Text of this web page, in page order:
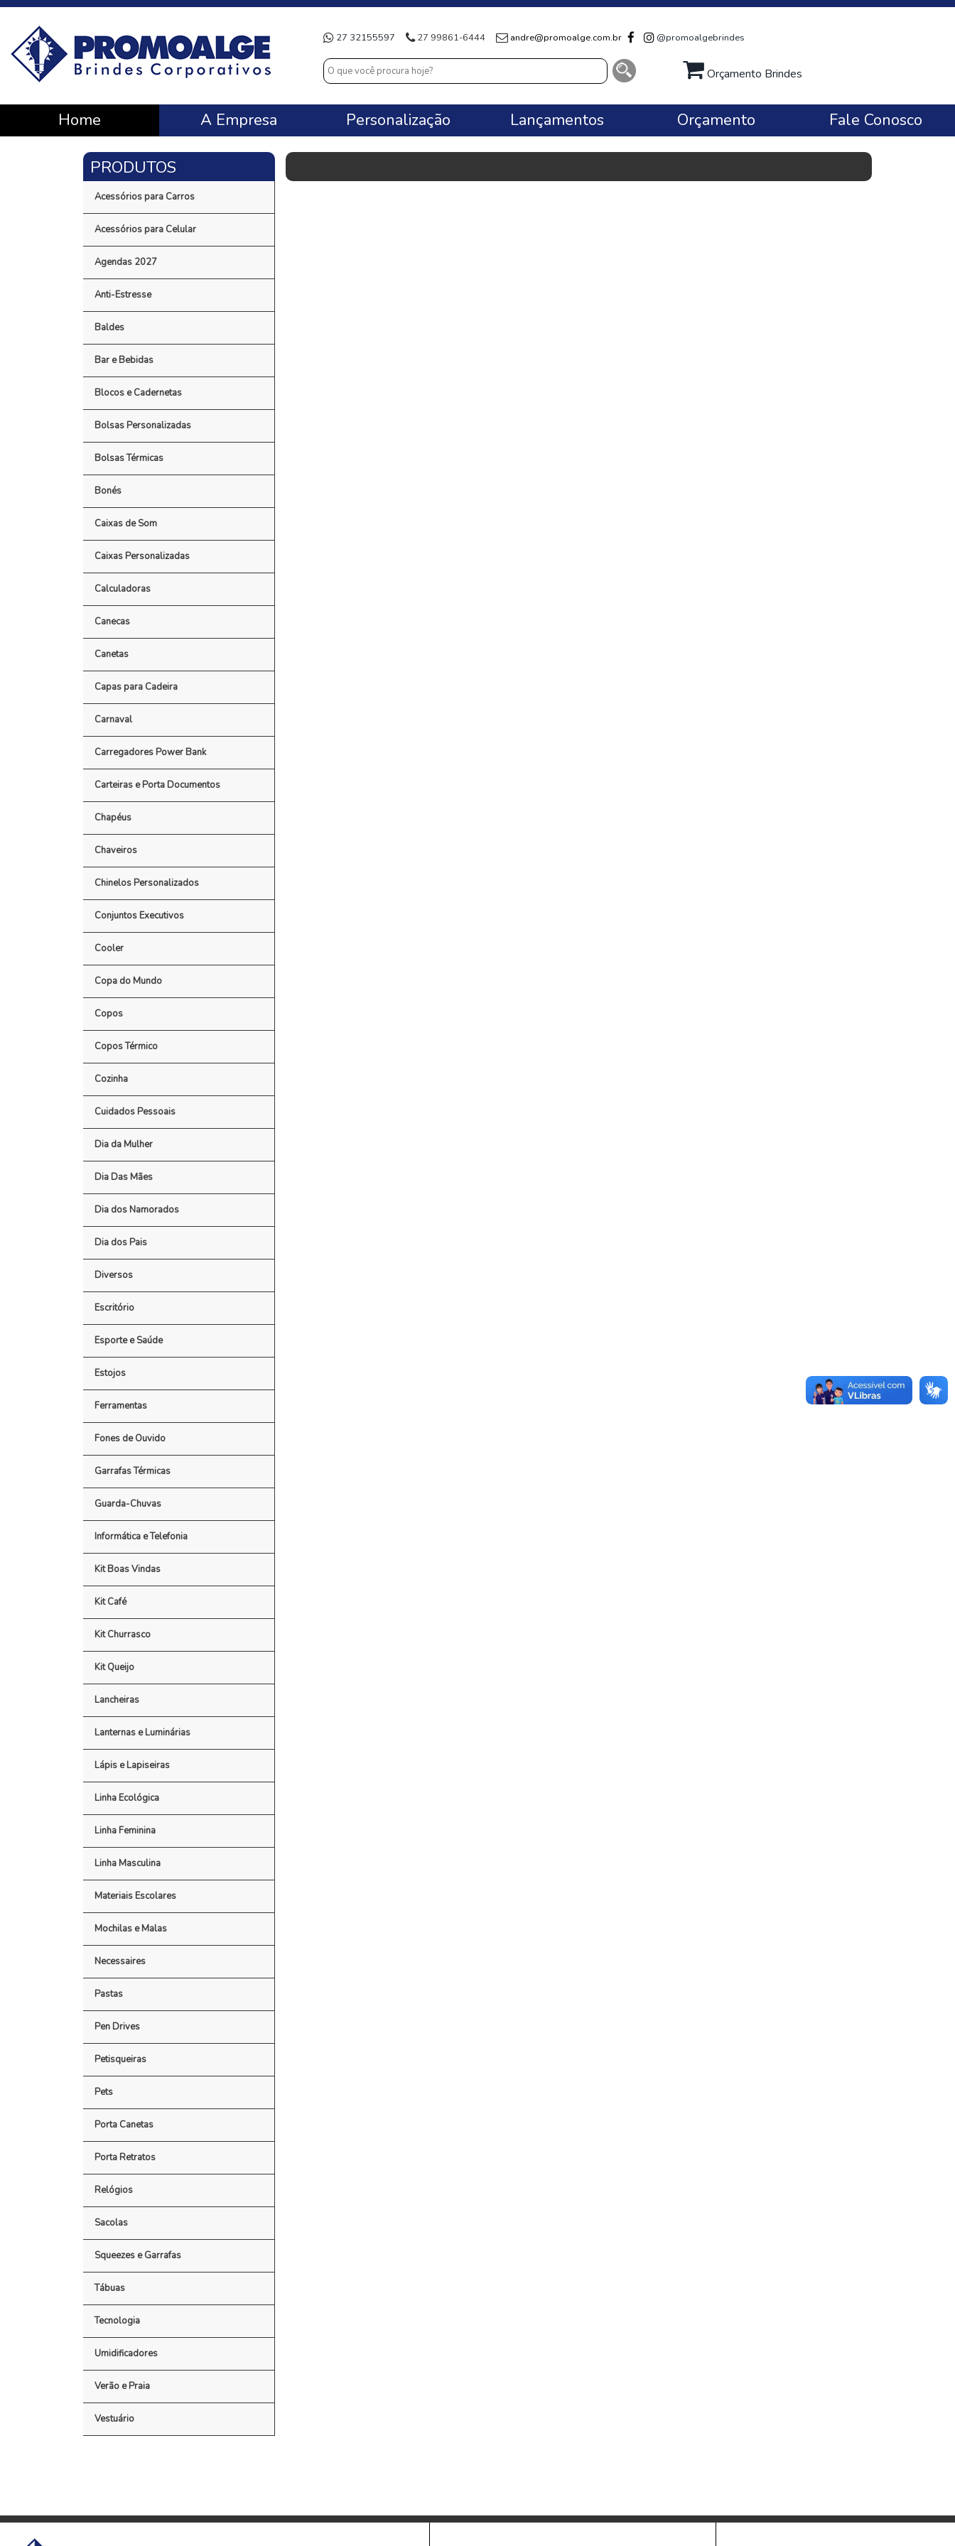
27 32155597 27 99861-6444 andre@promoalge.com.br @promoalgebrindes
Orçamento Brindes
Home A Empresa Personalização Lançamentos Orçamento Fale Conosco
Acessórios para Carros
Acessórios para Celular
Agendas 2027
Anti-Estresse
Baldes
Bar e Bebidas
Blocos e Cadernetas
Bolsas Personalizadas
Bolsas Térmicas
Bonés
Caixas de Som
Caixas Personalizadas
Calculadoras
Canecas
Canetas
Capas para Cadeira
Carnaval
Carregadores Power Bank
Carteiras e Porta Documentos
Chapéus
Chaveiros
Chinelos Personalizados
Conjuntos Executivos
Cooler
Copa do Mundo
Copos
Copos Térmico
Cozinha
Cuidados Pessoais
Dia da Mulher
Dia Das Mães
Dia dos Namorados
Dia dos Pais
Diversos
Escritório
Esporte e Saúde
Estojos
Ferramentas
Fones de Ouvido
Garrafas Térmicas
Guarda-Chuvas
Informática e Telefonia
Kit Boas Vindas
Kit Café
Kit Churrasco
Kit Queijo
Lancheiras
Lanternas e Luminárias
Lápis e Lapiseiras
Linha Ecológica
Linha Feminina
Linha Masculina
Materiais Escolares
Mochilas e Malas
Necessaires
Pastas
Pen Drives
Petisqueiras
Pets
Porta Canetas
Porta Retratos
Relógios
Sacolas
Squeezes e Garrafas
Tábuas
Tecnologia
Umidificadores
Verão e Praia
Vestuário